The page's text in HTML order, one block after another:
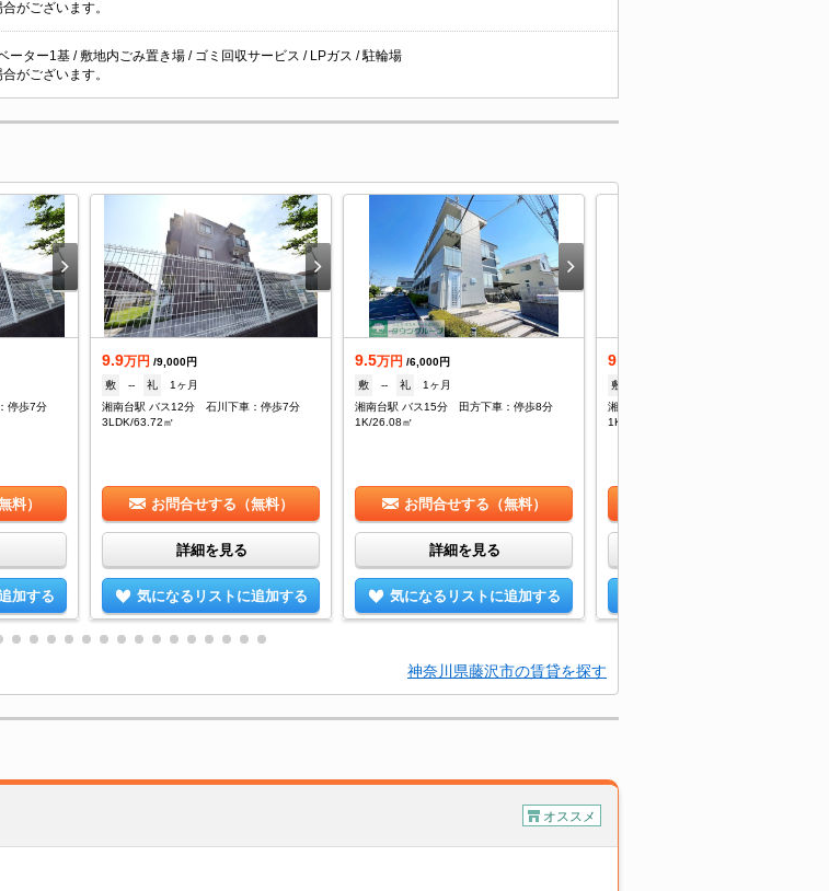
がございます。
ーター1基 / 敷地内ごみ置き場 / ゴミ回収サービス / LPガス / 駐輪場
がございます。
停歩7分
料）
加する
9.9万円 /9,000円
敷
-- 礼
1ヶ月
湘南台駅 バス12分 石川下車：停歩7分
3LDK/63.72㎡
お問合せする（無料）
詳細を見る
気になるリストに追加する
9.5万円 /6,000円
敷
-- 礼
1ヶ月
湘南台駅 バス15分 田方下車：停歩8分
1K/26.08㎡
お問合せする（無料）
詳細を見る
気になるリストに追加する
9.5
敷
湘南台駅 バス15分 田方下車：停歩8分
1K/26.08㎡
神奈川県藤沢市の賃貸を探す
オススメ